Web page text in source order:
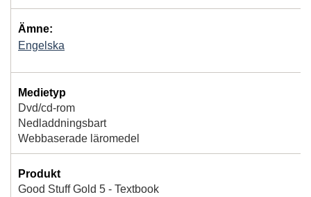
Ämne:
Engelska
Medietyp
Dvd/cd-rom
Nedladdningsbart
Webbaserade läromedel
Produkt
Good Stuff Gold 5 - Textbook